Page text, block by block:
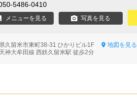
5486-0410
メニューを見る 写真を見る
久留米市東町38-31 ひかりビル1F
地図を見る
神大牟田線 西鉄久留米駅 徒歩2分